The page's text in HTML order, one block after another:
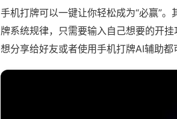
手机打牌可以一键让你轻松成为“必赢”
牌系统规律，只需要输入自己想要的开
想分享给好友或者使用手机打牌AI辅助都